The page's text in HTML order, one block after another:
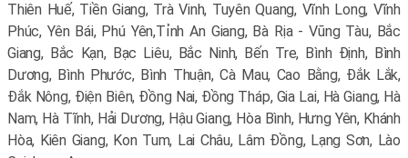
Thiên Huế, Tiền Giang, Trà Vinh, Tuyên Quang, Vĩnh Long, Vĩnh
Phúc, Yên Bái, Phú Yên,Tỉnh An Giang, Bà Rịa - Vũng Tàu, Bắc
Giang, Bắc Kạn, Bạc Liêu, Bắc Ninh, Bến Tre, Bình Định, Bình
Dương, Bình Phước, Bình Thuận, Cà Mau, Cao Bằng, Đắk Lắk,
Đắk Nông, Điện Biên, Đồng Nai, Đồng Tháp, Gia Lai, Hà Giang, Hà
Nam, Hà Tĩnh, Hải Dương, Hậu Giang, Hòa Bình, Hưng Yên, Khánh
Hòa, Kiên Giang, Kon Tum, Lai Châu, Lâm Đồng, Lạng Sơn, Lào